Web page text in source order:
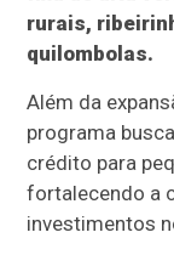
rurais,
quilombolas.
Além da
programa
crédito para
fortalecendo a
investimentos